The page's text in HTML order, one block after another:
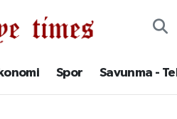
Spor Savunma -